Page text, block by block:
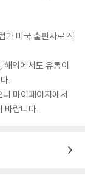
과 미국 출판사로 직
외에서도 유통이
.
마이페이지에서
바랍니다.